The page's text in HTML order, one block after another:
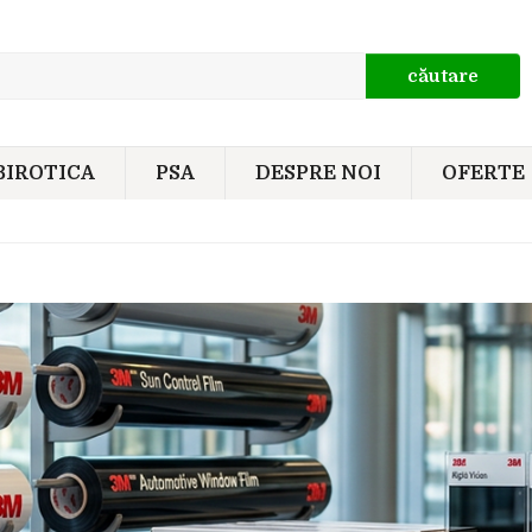
căutare
PSA DESPRE NOI OFERTE